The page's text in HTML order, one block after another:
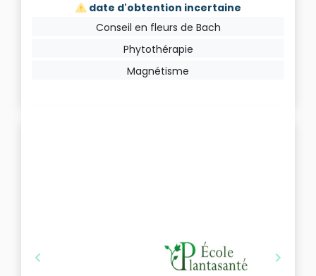
date d'obtention incertaine
Conseil en fleurs de Bach
Phytothérapie
Magnétisme
Précédent Suivant